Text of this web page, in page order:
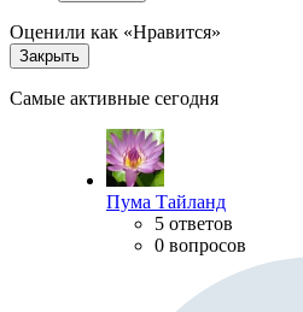
Оценили как «Нравится»
Закрыть
Самые активные сегодня
Пума Тайланд
5 ответов
0 вопросов